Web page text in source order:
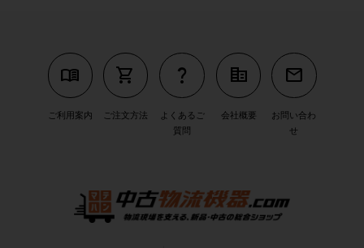
menu_book
ご利用案内
shopping_cart
ご注文方法
question_mark
よくあるご
質問
corporate_fare
会社概要
mail
お問い合わ
せ